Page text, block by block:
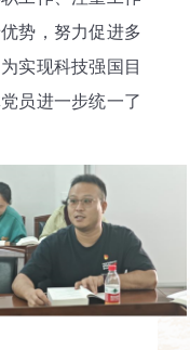
势，努力促进多
实现科技强国目
员进一步统一了